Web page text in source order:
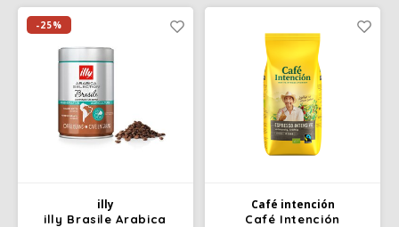
irriterende en bittere stoffen.
De meest verkochte koffie van
biologisch certificaat). Geniet
van de natuurlijke, volle, licht
kruidige smaak van Café
Intención Ecológico.
-25%
illy
illy Brasile Arabica
Café intención
Café Intención